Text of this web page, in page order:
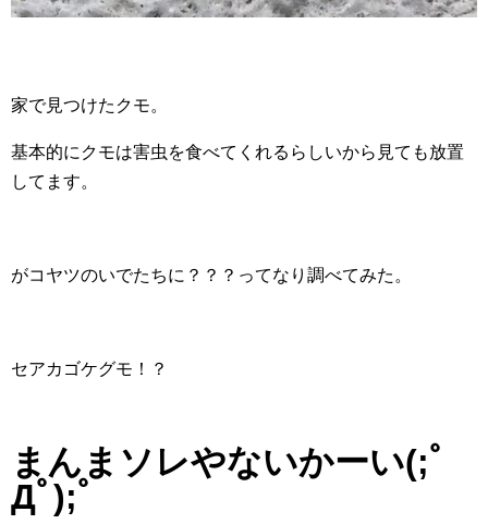
家で見つけたクモ。
基本的にクモは害虫を食べてくれるらしいから見ても放置
してます。
がコヤツのいでたちに？？？ってなり調べてみた。
セアカゴケグモ！？
まんまソレやないかーい(;ﾟ
Дﾟ);ﾟ